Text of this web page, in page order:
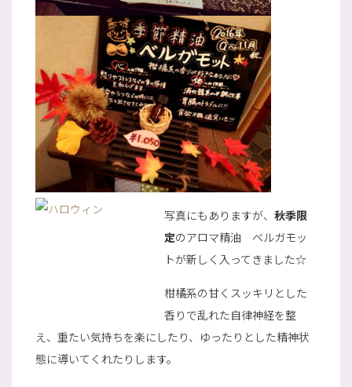
写真にもありますが、 秋季限
定のアロマ精油 ベルガモッ
トが新しく入ってきました☆
柑橘系の甘くスッキリとした
香りで乱れた自律神経を整
え、重たい気持ちを楽にしたり、ゆったりとした精神状
態に導いてくれたりします。